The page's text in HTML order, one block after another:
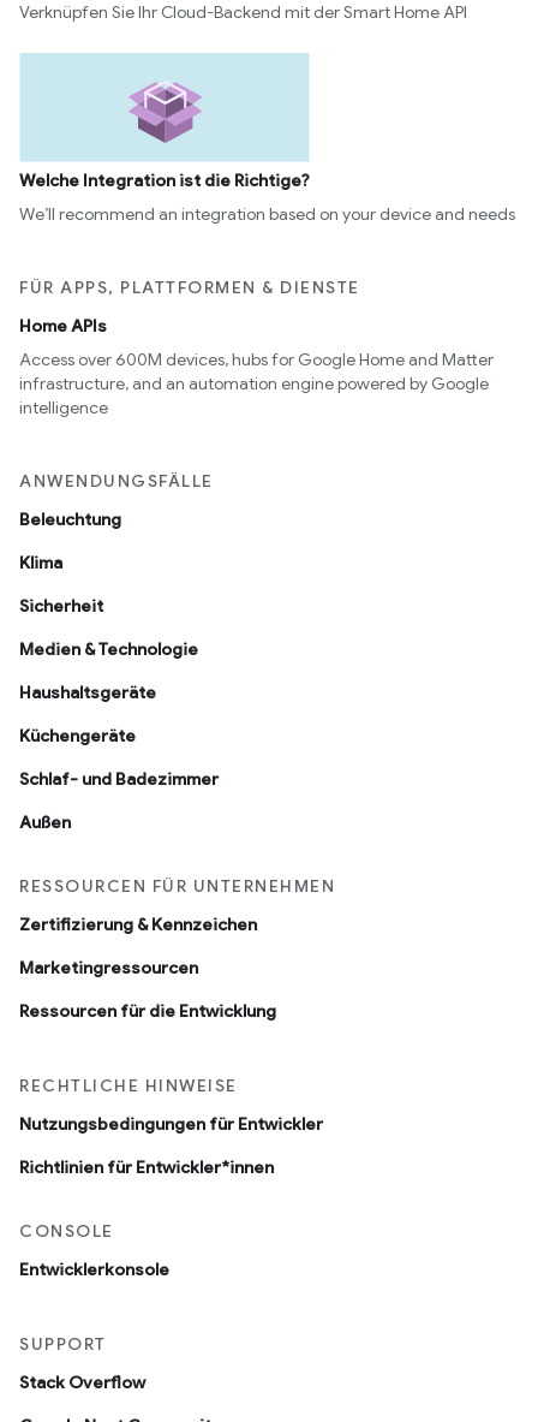
Verknüpfen Sie Ihr Cloud-Backend mit der Smart Home API
Welche Integration ist die Richtige?
We’ll recommend an integration based on your device and needs
FÜR APPS, PLATTFORMEN & DIENSTE
Home APIs
Access over 600M devices, hubs for Google Home and Matter
infrastructure, and an automation engine powered by Google
intelligence
ANWENDUNGSFÄLLE
Beleuchtung
Klima
Sicherheit
Medien & Technologie
Haushaltsgeräte
Küchengeräte
Schlaf- und Badezimmer
Außen
RESSOURCEN FÜR UNTERNEHMEN
Zertifizierung & Kennzeichen
Marketingressourcen
Ressourcen für die Entwicklung
RECHTLICHE HINWEISE
Nutzungsbedingungen für Entwickler
Richtlinien für Entwickler*innen
CONSOLE
Entwicklerkonsole
SUPPORT
Stack Overflow